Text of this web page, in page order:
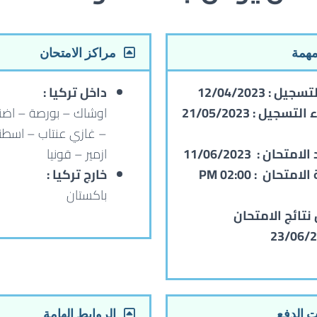
:
12/04/2023
التسجيل :21/05/2023
:
:
نتائج الامتحان
23/06/
مراكز الامتحان
داخل تركيا :
اوشاك – بورصة –
– غازي عنتاب –
ازمير – قونيا
خارج تركيا :
باكستان
الدفع الروابط الهامة